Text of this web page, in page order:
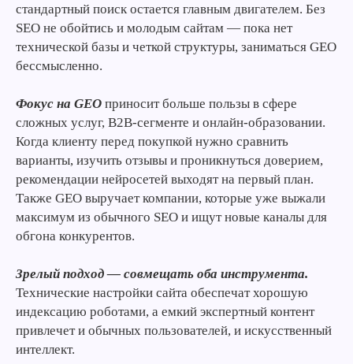
стандартный поиск остается главным двигателем. Без
SEO не обойтись и молодым сайтам — пока нет
технической базы и четкой структуры, заниматься GEO
бессмысленно.
Фокус на GEO приносит больше пользы в сфере
сложных услуг, B2B-сегменте и онлайн-образовании.
Когда клиенту перед покупкой нужно сравнить
варианты, изучить отзывы и проникнуться доверием,
рекомендации нейросетей выходят на первый план.
Также GEO выручает компании, которые уже выжали
максимум из обычного SEO и ищут новые каналы для
обгона конкурентов.
Зрелый подход — совмещать оба инструмента.
Технические настройки сайта обеспечат хорошую
индексацию роботами, а емкий экспертный контент
привлечет и обычных пользователей, и искусственный
интеллект.